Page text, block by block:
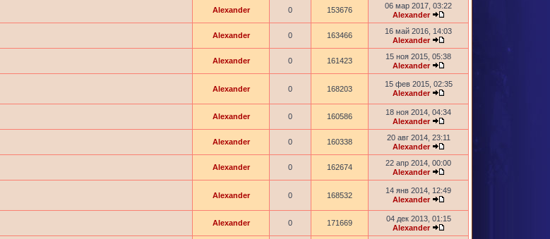
Alexander 0 153676
06 мар 2017, 03:22
Alexander
Alexander 0 163466
16 май 2016, 14:03
Alexander
Alexander 0 161423
15 ноя 2015, 05:38
Alexander
Alexander 0 168203
15 фев 2015, 02:35
Alexander
Alexander 0 160586
18 ноя 2014, 04:34
Alexander
Alexander 0 160338
20 авг 2014, 23:11
Alexander
Alexander 0 162674
22 апр 2014, 00:00
Alexander
Alexander 0 168532
14 янв 2014, 12:49
Alexander
Alexander 0 171669
04 дек 2013, 01:15
Alexander